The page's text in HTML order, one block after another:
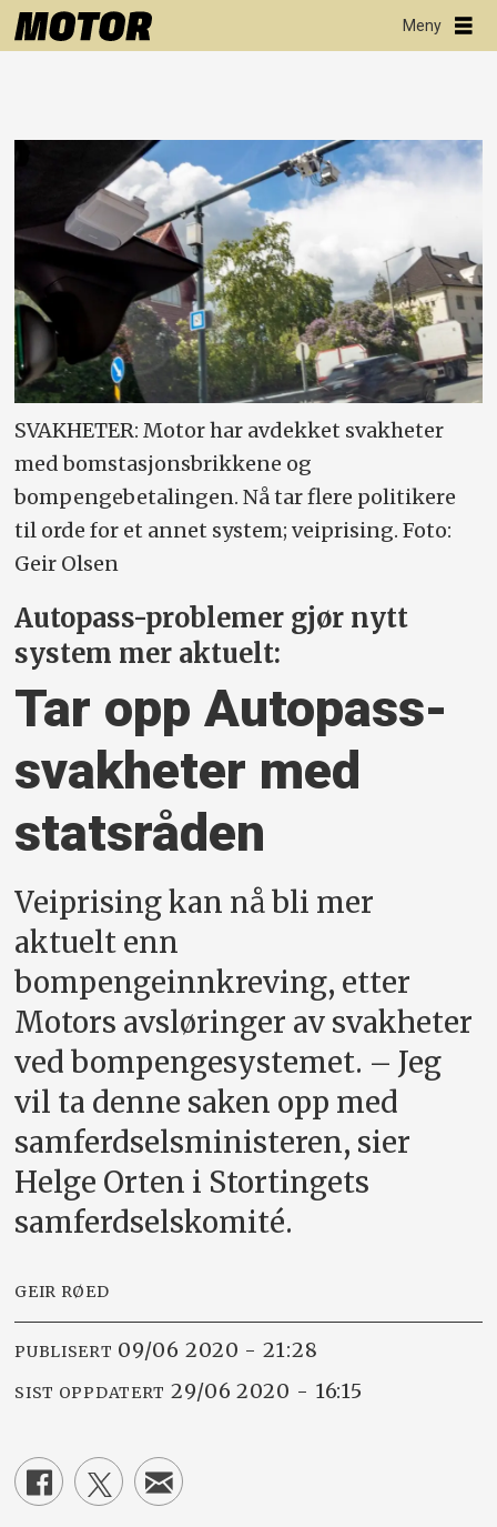
SVAKHETER: Motor har avdekket svakheter
med bomstasjonsbrikkene og
bompengebetalingen. Nå tar flere politikere
til orde for et annet system; veiprising. Foto:
Geir Olsen
Autopass-problemer gjør nytt
system mer aktuelt:
Tar opp Autopass-
svakheter med
statsråden
Veiprising kan nå bli mer
aktuelt enn
bompengeinnkreving, etter
Motors avsløringer av svakheter
ved bompengesystemet. – Jeg
vil ta denne saken opp med
samferdselsministeren, sier
Helge Orten i Stortingets
samferdselskomité.
GEIR RØED
PUBLISERT 09/06 2020 - 21:28
SIST OPPDATERT 29/06 2020 - 16:15